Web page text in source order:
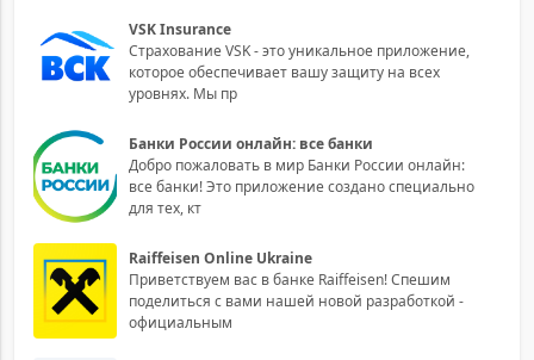
VSK Insurance
Страхование VSK - это уникальное приложение,
которое обеспечивает вашу защиту на всех
уровнях. Мы пр
Банки России онлайн: все банки
Добро пожаловать в мир Банки России онлайн:
все банки! Это приложение создано специально
для тех, кт
Raiffeisen Online Ukraine
Приветствуем вас в банке Raiffeisen! Спешим
поделиться с вами нашей новой разработкой -
официальным